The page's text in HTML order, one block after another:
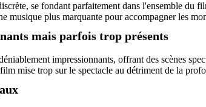
se fondant parfaitement dans l'ensemble du
musique plus marquante pour accompagner les
mais parfois trop présents
impressionnants, offrant des scènes
mise trop sur le spectacle au détriment de la